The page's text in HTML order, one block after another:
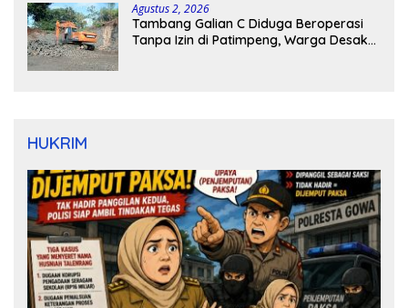
Agustus 2, 2026
Tambang Galian C Diduga Beroperasi
Tanpa Izin di Patimpeng, Warga Desak
HUKRIM